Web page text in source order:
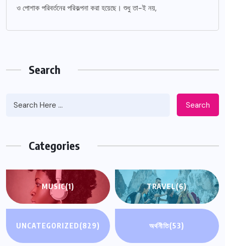
ও পোশাক পরিবর্তনের পরিকল্পনা করা হয়েছে। শুধু তা-ই নয়,
Search
Search
Categories
MUSIC(1) TRAVEL(6)
UNCATEGORIZED(829) অর্থনীতি(53)